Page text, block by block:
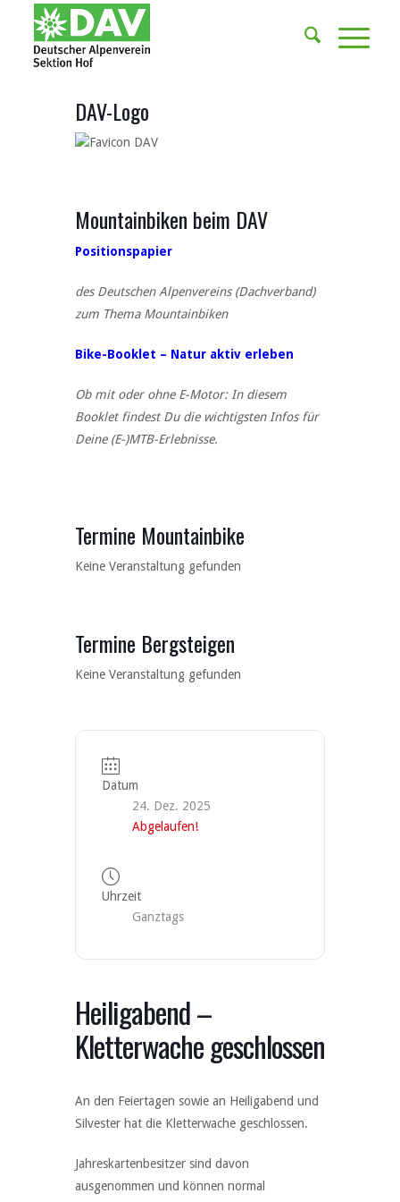
DAV-Logo
Mountainbiken beim DAV
Positionspapier
des Deutschen Alpenvereins (Dachverband)
zum Thema Mountainbiken
Bike-Booklet – Natur aktiv erleben
Ob mit oder ohne E-Motor: In diesem
Booklet findest Du die wichtigsten Infos für
Deine (E-)MTB-Erlebnisse.
Termine Mountainbike
Keine Veranstaltung gefunden
Termine Bergsteigen
Keine Veranstaltung gefunden
Datum
24. Dez. 2025
Abgelaufen!
Uhrzeit
Ganztags
Heiligabend –
Kletterwache geschlossen
An den Feiertagen sowie an Heiligabend und
Silvester hat die Kletterwache geschlossen.
Jahreskartenbesitzer sind davon
ausgenommen und können normal